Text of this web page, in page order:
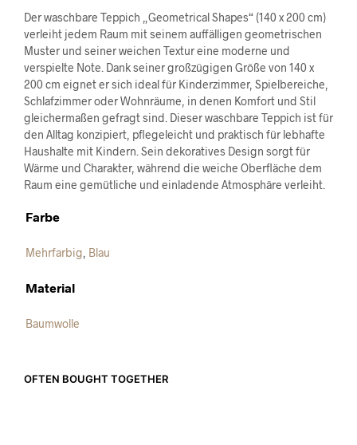
Der waschbare Teppich „Geometrical Shapes“ (140 x 200 cm)
verleiht jedem Raum mit seinem auffälligen geometrischen
Muster und seiner weichen Textur eine moderne und
verspielte Note. Dank seiner großzügigen Größe von 140 x
200 cm eignet er sich ideal für Kinderzimmer, Spielbereiche,
Schlafzimmer oder Wohnräume, in denen Komfort und Stil
gleichermaßen gefragt sind. Dieser waschbare Teppich ist für
den Alltag konzipiert, pflegeleicht und praktisch für lebhafte
Haushalte mit Kindern. Sein dekoratives Design sorgt für
Wärme und Charakter, während die weiche Oberfläche dem
Raum eine gemütliche und einladende Atmosphäre verleiht.
Farbe
Mehrfarbig Blau
Material
Baumwolle
OFTEN BOUGHT TOGETHER